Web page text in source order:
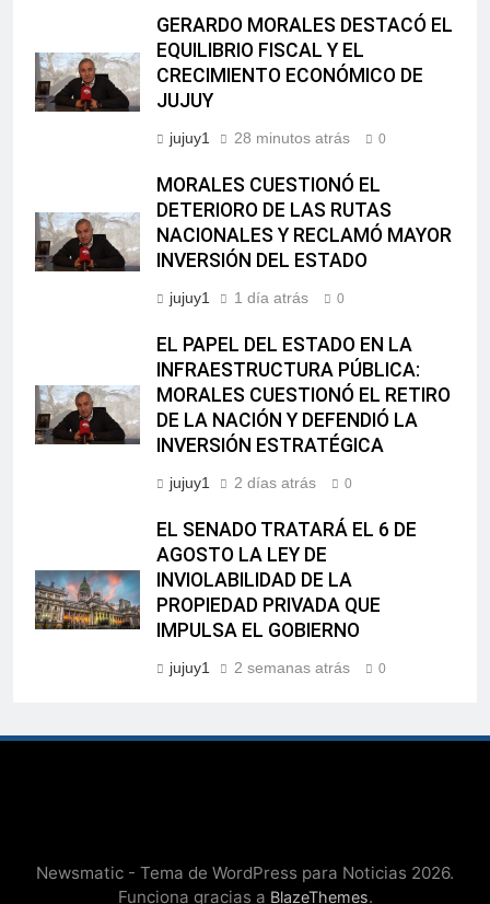
GERARDO MORALES DESTACÓ EL
EQUILIBRIO FISCAL Y EL
CRECIMIENTO ECONÓMICO DE
JUJUY
jujuy1 28 minutos atrás 0
MORALES CUESTIONÓ EL
DETERIORO DE LAS RUTAS
NACIONALES Y RECLAMÓ MAYOR
INVERSIÓN DEL ESTADO
jujuy1 1 día atrás 0
EL PAPEL DEL ESTADO EN LA
INFRAESTRUCTURA PÚBLICA:
MORALES CUESTIONÓ EL RETIRO
DE LA NACIÓN Y DEFENDIÓ LA
INVERSIÓN ESTRATÉGICA
jujuy1 2 días atrás 0
EL SENADO TRATARÁ EL 6 DE
AGOSTO LA LEY DE
INVIOLABILIDAD DE LA
PROPIEDAD PRIVADA QUE
IMPULSA EL GOBIERNO
jujuy1 2 semanas atrás 0
Newsmatic - Tema de WordPress para Noticias 2026.
Funciona gracias a BlazeThemes.